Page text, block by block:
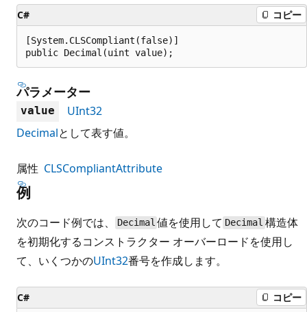
C# コピー
[System.CLSCompliant(false)]
public Decimal(uint value);
パラメーター
value
UInt32
Decimalとして表す値。
属性 CLSCompliantAttribute
例
次のコード例では、 Decimal 値を使用して Decimal 構造体
を初期化するコンストラクター オーバーロードを使用し
て、いくつかのUInt32番号を作成します。
C# コピー